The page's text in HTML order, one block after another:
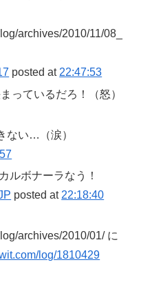
archives/2010/11/08_
posted at 22:47:53
っているだろ！（怒）
ない…（涙）
ルボナーラなう！
posted at 22:18:40
archives/2010/01/ に
log/1810429